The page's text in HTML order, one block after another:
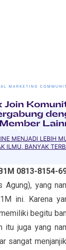
0813-8154-
yang
ini. Karena
begitu
itu juga yang
sangat